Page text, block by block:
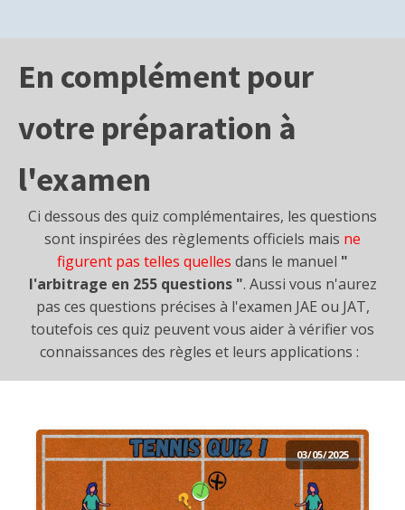
En complément pour
votre préparation à
l'examen
Ci dessous des quiz complémentaires, les questions
sont inspirées des règlements officiels mais ne
figurent pas telles quelles dans le manuel "
l'arbitrage en 255 questions ". Aussi vous n'aurez
pas ces questions précises à l'examen JAE ou JAT,
toutefois ces quiz peuvent vous aider à vérifier vos
connaissances des règles et leurs applications :
03/05/2025